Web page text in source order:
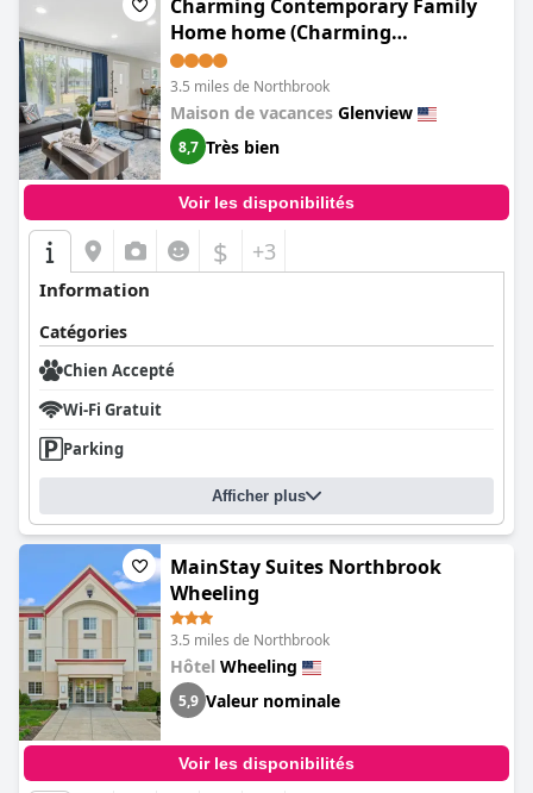
Charming Contemporary Family
Home home (Charming
Contemporary Family Home)
3.5 miles de Northbrook
Maison de vacances Glenview
8,7 Très bien
Voir les disponibilités
$ +3
Information
Catégories
Chien Accepté
Wi-Fi Gratuit
Parking
Afficher plus
MainStay Suites Northbrook
Wheeling
3.5 miles de Northbrook
Hôtel Wheeling
5,9 Valeur nominale
Voir les disponibilités